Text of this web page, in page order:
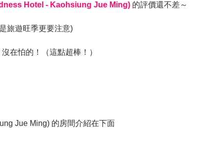
Hotel - Kaohsiung Jue Ming) 的評價還不差～
旅遊旺季更要注意)
在怕的！（這點超棒！）
Jue Ming) 的房間介紹在下面